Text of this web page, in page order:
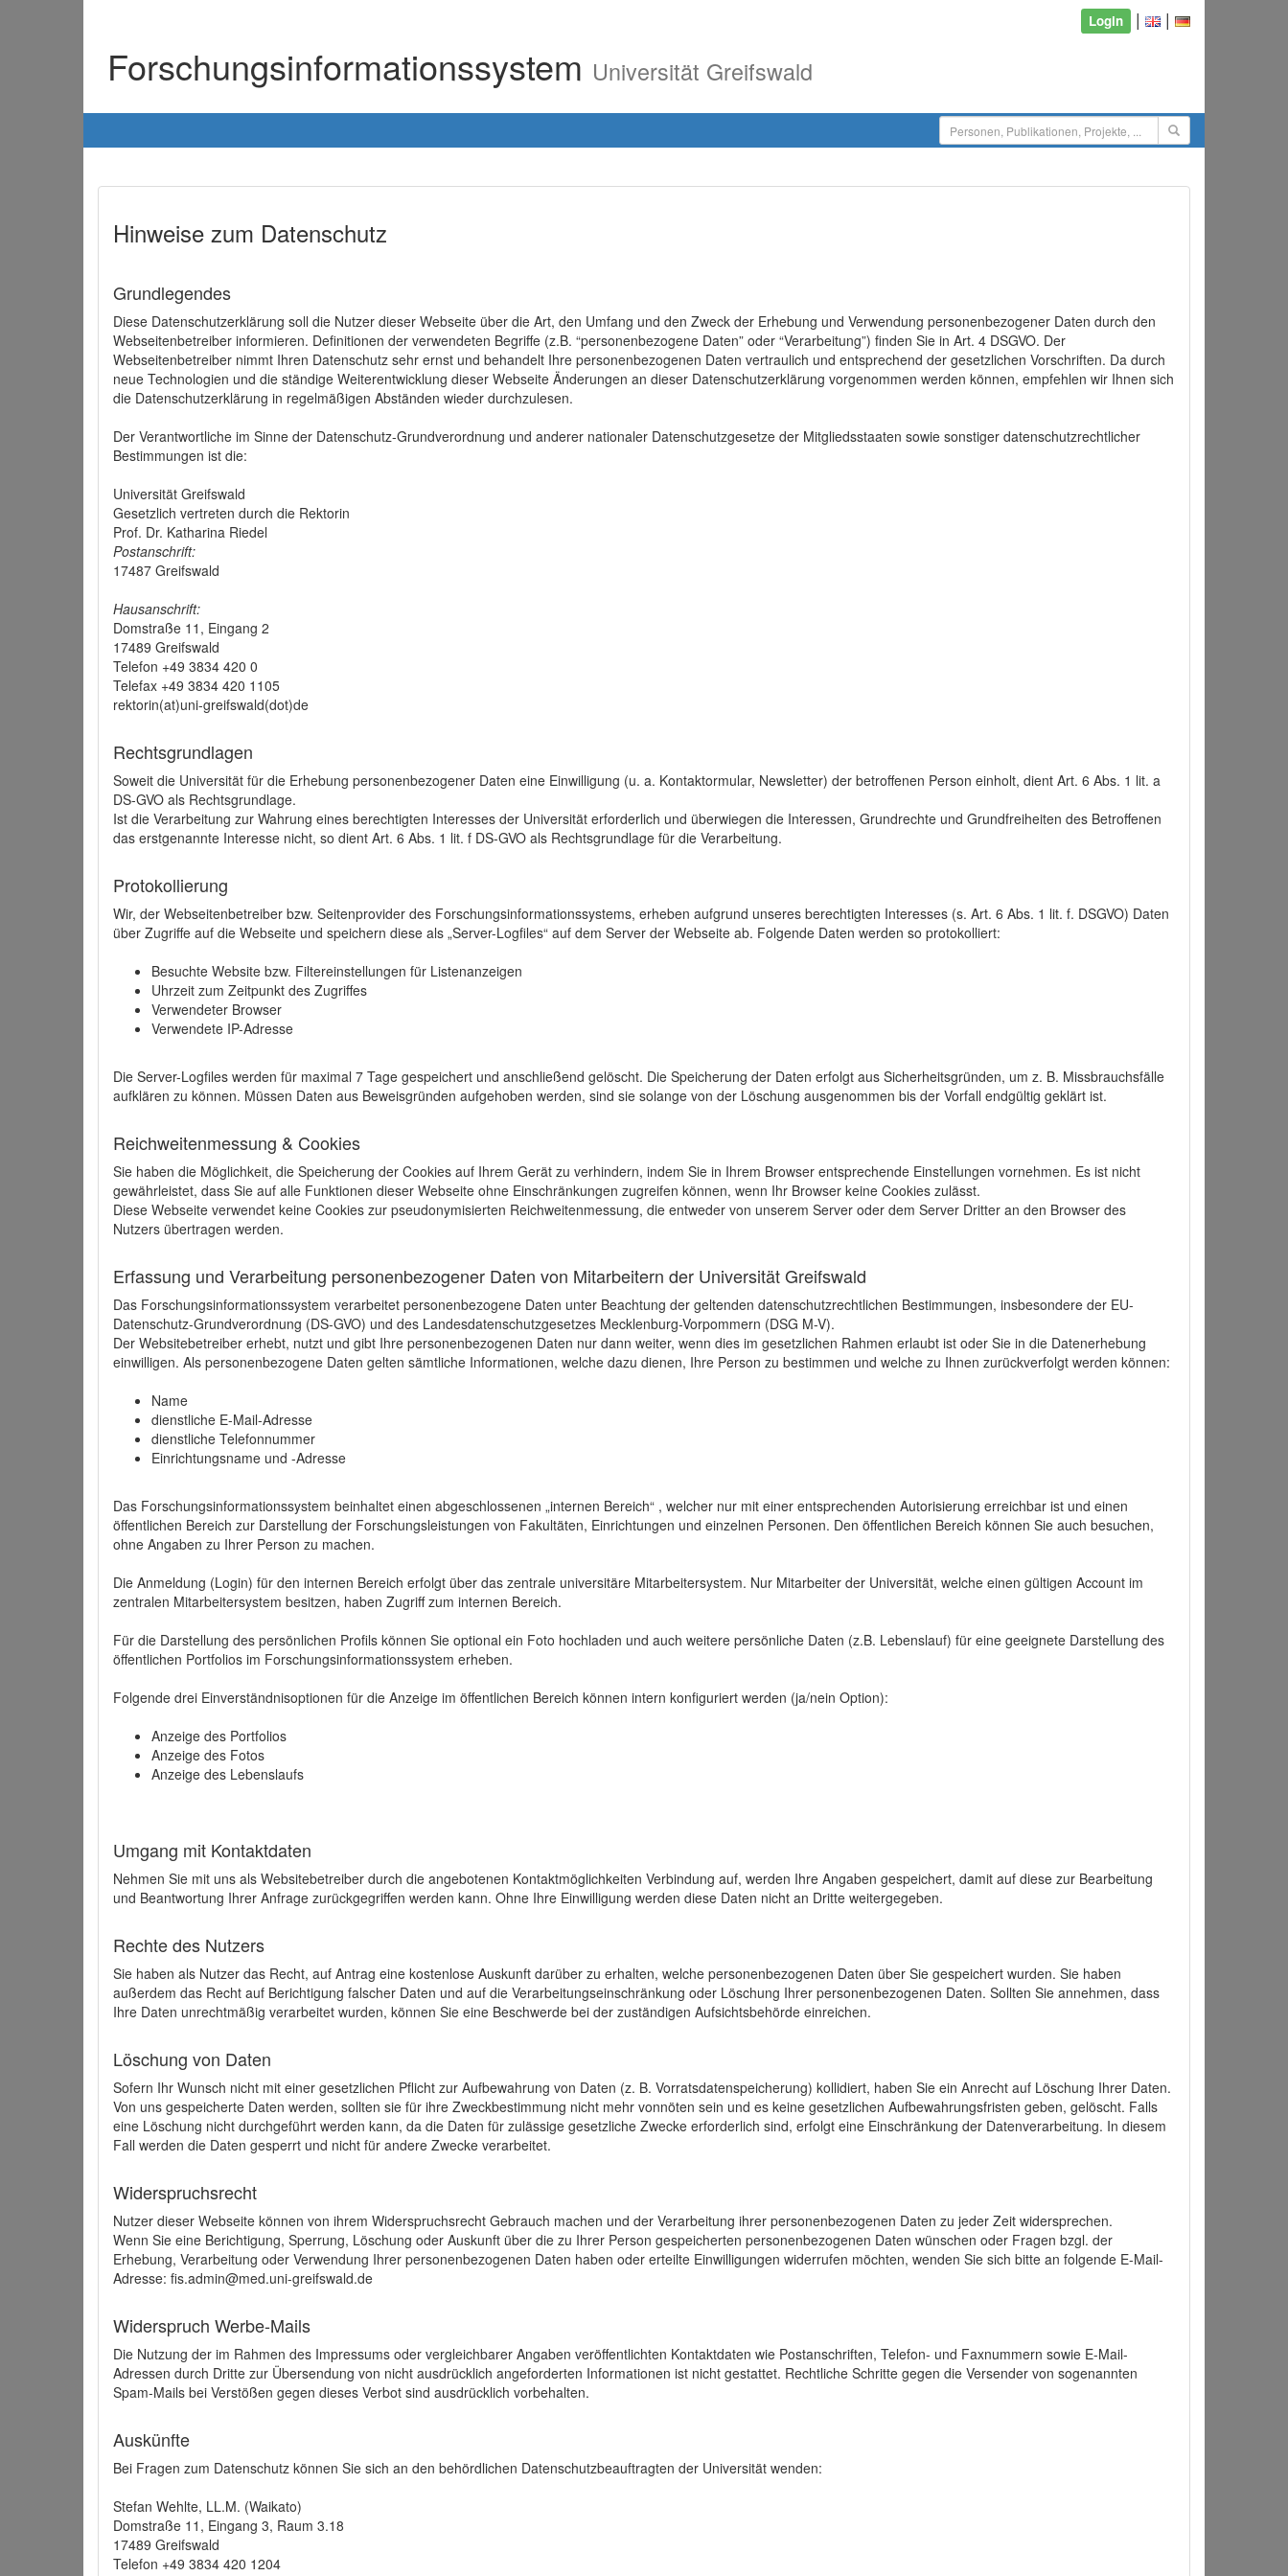
Login | |
Forschungsinformationssystem Universität Greifswald
Hinweise zum Datenschutz
Grundlegendes
Diese Datenschutzerklärung soll die Nutzer dieser Webseite über die Art, den Umfang und den Zweck der Erhebung und Verwendung personenbezogener Daten durch den
Webseitenbetreiber informieren. Definitionen der verwendeten Begriffe (z.B. “personenbezogene Daten” oder “Verarbeitung”) finden Sie in Art. 4 DSGVO. Der
Webseitenbetreiber nimmt Ihren Datenschutz sehr ernst und behandelt Ihre personenbezogenen Daten vertraulich und entsprechend der gesetzlichen Vorschriften. Da durch
neue Technologien und die ständige Weiterentwicklung dieser Webseite Änderungen an dieser Datenschutzerklärung vorgenommen werden können, empfehlen wir Ihnen sich
die Datenschutzerklärung in regelmäßigen Abständen wieder durchzulesen.
Der Verantwortliche im Sinne der Datenschutz-Grundverordnung und anderer nationaler Datenschutzgesetze der Mitgliedsstaaten sowie sonstiger datenschutzrechtlicher
Bestimmungen ist die:
Universität Greifswald
Gesetzlich vertreten durch die Rektorin
Prof. Dr. Katharina Riedel
Postanschrift:
17487 Greifswald
Hausanschrift:
Domstraße 11, Eingang 2
17489 Greifswald
Telefon +49 3834 420 0
Telefax +49 3834 420 1105
rektorin(at)uni-greifswald(dot)de
Rechtsgrundlagen
Soweit die Universität für die Erhebung personenbezogener Daten eine Einwilligung (u. a. Kontaktormular, Newsletter) der betroffenen Person einholt, dient Art. 6 Abs. 1 lit. a
DS-GVO als Rechtsgrundlage.
Ist die Verarbeitung zur Wahrung eines berechtigten Interesses der Universität erforderlich und überwiegen die Interessen, Grundrechte und Grundfreiheiten des Betroffenen
das erstgenannte Interesse nicht, so dient Art. 6 Abs. 1 lit. f DS-GVO als Rechtsgrundlage für die Verarbeitung.
Protokollierung
Wir, der Webseitenbetreiber bzw. Seitenprovider des Forschungsinformationssystems, erheben aufgrund unseres berechtigten Interesses (s. Art. 6 Abs. 1 lit. f. DSGVO) Daten
über Zugriffe auf die Webseite und speichern diese als „Server-Logfiles“ auf dem Server der Webseite ab. Folgende Daten werden so protokolliert:
Besuchte Website bzw. Filtereinstellungen für Listenanzeigen
Uhrzeit zum Zeitpunkt des Zugriffes
Verwendeter Browser
Verwendete IP-Adresse
Die Server-Logfiles werden für maximal 7 Tage gespeichert und anschließend gelöscht. Die Speicherung der Daten erfolgt aus Sicherheitsgründen, um z. B. Missbrauchsfälle
aufklären zu können. Müssen Daten aus Beweisgründen aufgehoben werden, sind sie solange von der Löschung ausgenommen bis der Vorfall endgültig geklärt ist.
Reichweitenmessung & Cookies
Sie haben die Möglichkeit, die Speicherung der Cookies auf Ihrem Gerät zu verhindern, indem Sie in Ihrem Browser entsprechende Einstellungen vornehmen. Es ist nicht
gewährleistet, dass Sie auf alle Funktionen dieser Webseite ohne Einschränkungen zugreifen können, wenn Ihr Browser keine Cookies zulässt.
Diese Webseite verwendet keine Cookies zur pseudonymisierten Reichweitenmessung, die entweder von unserem Server oder dem Server Dritter an den Browser des
Nutzers übertragen werden.
Erfassung und Verarbeitung personenbezogener Daten von Mitarbeitern der Universität Greifswald
Das Forschungsinformationssystem verarbeitet personenbezogene Daten unter Beachtung der geltenden datenschutzrechtlichen Bestimmungen, insbesondere der EU-
Datenschutz-Grundverordnung (DS-GVO) und des Landesdatenschutzgesetzes Mecklenburg-Vorpommern (DSG M-V).
Der Websitebetreiber erhebt, nutzt und gibt Ihre personenbezogenen Daten nur dann weiter, wenn dies im gesetzlichen Rahmen erlaubt ist oder Sie in die Datenerhebung
einwilligen. Als personenbezogene Daten gelten sämtliche Informationen, welche dazu dienen, Ihre Person zu bestimmen und welche zu Ihnen zurückverfolgt werden können:
Name
dienstliche E-Mail-Adresse
dienstliche Telefonnummer
Einrichtungsname und -Adresse
Das Forschungsinformationssystem beinhaltet einen abgeschlossenen „internen Bereich“ , welcher nur mit einer entsprechenden Autorisierung erreichbar ist und einen
öffentlichen Bereich zur Darstellung der Forschungsleistungen von Fakultäten, Einrichtungen und einzelnen Personen. Den öffentlichen Bereich können Sie auch besuchen,
ohne Angaben zu Ihrer Person zu machen.
Die Anmeldung (Login) für den internen Bereich erfolgt über das zentrale universitäre Mitarbeitersystem. Nur Mitarbeiter der Universität, welche einen gültigen Account im
zentralen Mitarbeitersystem besitzen, haben Zugriff zum internen Bereich.
Für die Darstellung des persönlichen Profils können Sie optional ein Foto hochladen und auch weitere persönliche Daten (z.B. Lebenslauf) für eine geeignete Darstellung des
öffentlichen Portfolios im Forschungsinformationssystem erheben.
Folgende drei Einverständnisoptionen für die Anzeige im öffentlichen Bereich können intern konfiguriert werden (ja/nein Option):
Anzeige des Portfolios
Anzeige des Fotos
Anzeige des Lebenslaufs
Umgang mit Kontaktdaten
Nehmen Sie mit uns als Websitebetreiber durch die angebotenen Kontaktmöglichkeiten Verbindung auf, werden Ihre Angaben gespeichert, damit auf diese zur Bearbeitung
und Beantwortung Ihrer Anfrage zurückgegriffen werden kann. Ohne Ihre Einwilligung werden diese Daten nicht an Dritte weitergegeben.
Rechte des Nutzers
Sie haben als Nutzer das Recht, auf Antrag eine kostenlose Auskunft darüber zu erhalten, welche personenbezogenen Daten über Sie gespeichert wurden. Sie haben
außerdem das Recht auf Berichtigung falscher Daten und auf die Verarbeitungseinschränkung oder Löschung Ihrer personenbezogenen Daten. Sollten Sie annehmen, dass
Ihre Daten unrechtmäßig verarbeitet wurden, können Sie eine Beschwerde bei der zuständigen Aufsichtsbehörde einreichen.
Löschung von Daten
Sofern Ihr Wunsch nicht mit einer gesetzlichen Pflicht zur Aufbewahrung von Daten (z. B. Vorratsdatenspeicherung) kollidiert, haben Sie ein Anrecht auf Löschung Ihrer Daten.
Von uns gespeicherte Daten werden, sollten sie für ihre Zweckbestimmung nicht mehr vonnöten sein und es keine gesetzlichen Aufbewahrungsfristen geben, gelöscht. Falls
eine Löschung nicht durchgeführt werden kann, da die Daten für zulässige gesetzliche Zwecke erforderlich sind, erfolgt eine Einschränkung der Datenverarbeitung. In diesem
Fall werden die Daten gesperrt und nicht für andere Zwecke verarbeitet.
Widerspruchsrecht
Nutzer dieser Webseite können von ihrem Widerspruchsrecht Gebrauch machen und der Verarbeitung ihrer personenbezogenen Daten zu jeder Zeit widersprechen.
Wenn Sie eine Berichtigung, Sperrung, Löschung oder Auskunft über die zu Ihrer Person gespeicherten personenbezogenen Daten wünschen oder Fragen bzgl. der
Erhebung, Verarbeitung oder Verwendung Ihrer personenbezogenen Daten haben oder erteilte Einwilligungen widerrufen möchten, wenden Sie sich bitte an folgende E-Mail-
Adresse: fis.admin@med.uni-greifswald.de
Widerspruch Werbe-Mails
Die Nutzung der im Rahmen des Impressums oder vergleichbarer Angaben veröffentlichten Kontaktdaten wie Postanschriften, Telefon- und Faxnummern sowie E-Mail-
Adressen durch Dritte zur Übersendung von nicht ausdrücklich angeforderten Informationen ist nicht gestattet. Rechtliche Schritte gegen die Versender von sogenannten
Spam-Mails bei Verstößen gegen dieses Verbot sind ausdrücklich vorbehalten.
Auskünfte
Bei Fragen zum Datenschutz können Sie sich an den behördlichen Datenschutzbeauftragten der Universität wenden:
Stefan Wehlte, LL.M. (Waikato)
Domstraße 11, Eingang 3, Raum 3.18
17489 Greifswald
Telefon +49 3834 420 1204